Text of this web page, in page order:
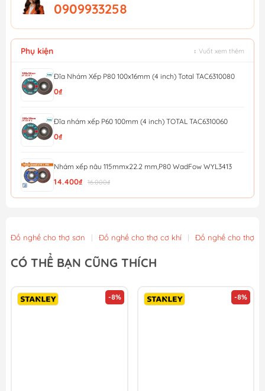
0909933258
Phụ kiện ↕ Vuốt xem thêm
Đĩa Nhám Xếp P80 100x16mm (4 inch) Total TAC6310080
0₫
Đĩa nhám xếp P60 100mm (4 inch) TOTAL TAC6310060
0₫
Nhám xếp nâu 115mmx22.2 mm,P80 WadFow WYL3413
14.400₫ 16.000₫
Đá mài kim loại 115x6x22.2mm WadFow WAC1347
13.500₫
Nhám xếp P40 - 100mm Total TAC6310040
Đồ nghề cho thợ sơn | Đồ nghề cho thợ cơ khí | Đồ nghề cho thợ
CÓ THỂ BẠN CŨNG THÍCH
-8% -8%